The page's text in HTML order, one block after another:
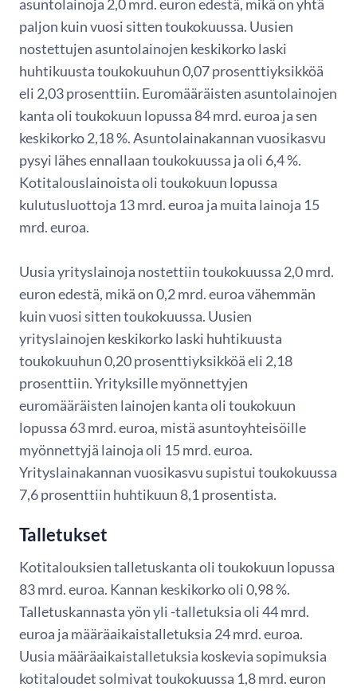
asuntolainoja 2,0 mrd. euron edestä, mikä on yhtä
paljon kuin vuosi sitten toukokuussa. Uusien
nostettujen asuntolainojen keskikorko laski
huhtikuusta toukokuuhun 0,07 prosenttiyksikköä
eli 2,03 prosenttiin. Euromääräisten asuntolainojen
kanta oli toukokuun lopussa 84 mrd. euroa ja sen
keskikorko 2,18 %. Asuntolainakannan vuosikasvu
pysyi lähes ennallaan toukokuussa ja oli 6,4 %.
Kotitalouslainoista oli toukokuun lopussa
kulutusluottoja 13 mrd. euroa ja muita lainoja 15
mrd. euroa.
Uusia yrityslainoja nostettiin toukokuussa 2,0 mrd.
euron edestä, mikä on 0,2 mrd. euroa vähemmän
kuin vuosi sitten toukokuussa. Uusien
yrityslainojen keskikorko laski huhtikuusta
toukokuuhun 0,20 prosenttiyksikköä eli 2,18
prosenttiin. Yrityksille myönnettyjen
euromääräisten lainojen kanta oli toukokuun
lopussa 63 mrd. euroa, mistä asuntoyhteisöille
myönnettyjä lainoja oli 15 mrd. euroa.
Yrityslainakannan vuosikasvu supistui toukokuussa
7,6 prosenttiin huhtikuun 8,1 prosentista.
Talletukset
Kotitalouksien talletuskanta oli toukokuun lopussa
83 mrd. euroa. Kannan keskikorko oli 0,98 %.
Talletuskannasta yön yli -talletuksia oli 44 mrd.
euroa ja määräaikaistalletuksia 24 mrd. euroa.
Uusia määräaikaistalletuksia koskevia sopimuksia
kotitaloudet solmivat toukokuussa 1,8 mrd. euron